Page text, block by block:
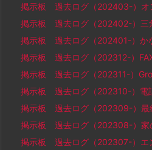
掲示板 過去ログ（202403-）オ
掲示板 過去ログ（202402-）三
掲示板 過去ログ（202401-）か
掲示板 過去ログ（202312-）
掲示板 過去ログ（202311-）
掲示板 過去ログ（202310-）電
掲示板 過去ログ（202309-）最
掲示板 過去ログ（202308-）家
掲示板 過去ログ（202307-）エ